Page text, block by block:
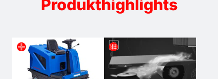
Produkthighlights